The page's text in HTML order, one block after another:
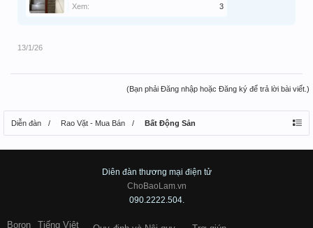
Xem:
3
13/1/26
(Bạn phải Đăng nhập hoặc Đăng ký để trả lời bài viết.)
Diễn đàn Rao Vặt - Mua Bán Bất Động Sản
Diên đàn thương mại điện tử
ChoBaoLam.vn
090.2222.504.
Boron Tiếng Việt